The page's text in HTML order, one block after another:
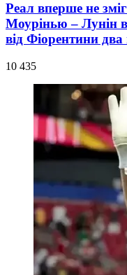
Реал вперше не
Моурінью – Лунін
від Фіорентини два
10 435